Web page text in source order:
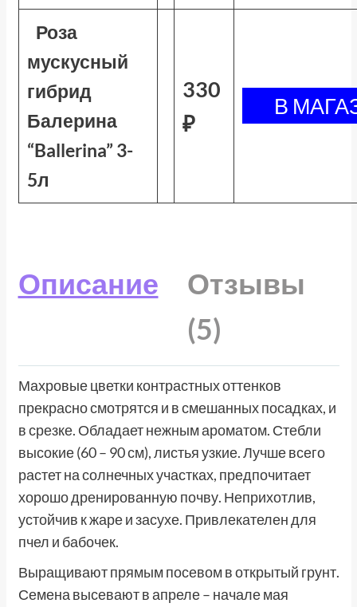
Роза
мускусный
гибрид
Балерина
“Ballerina” 3-
5л
330
₽
Описание
Отзывы
(5)
Махровые цветки контрастных оттенков
прекрасно смотрятся и в смешанных посадках, и
в срезке. Обладает нежным ароматом. Стебли
высокие (60 – 90 см), листья узкие. Лучше всего
растет на солнечных участках, предпочитает
хорошо дренированную почву. Неприхотлив,
устойчив к жаре и засухе. Привлекателен для
пчел и бабочек.
Выращивают прямым посевом в открытый грунт.
Семена высевают в апреле – начале мая